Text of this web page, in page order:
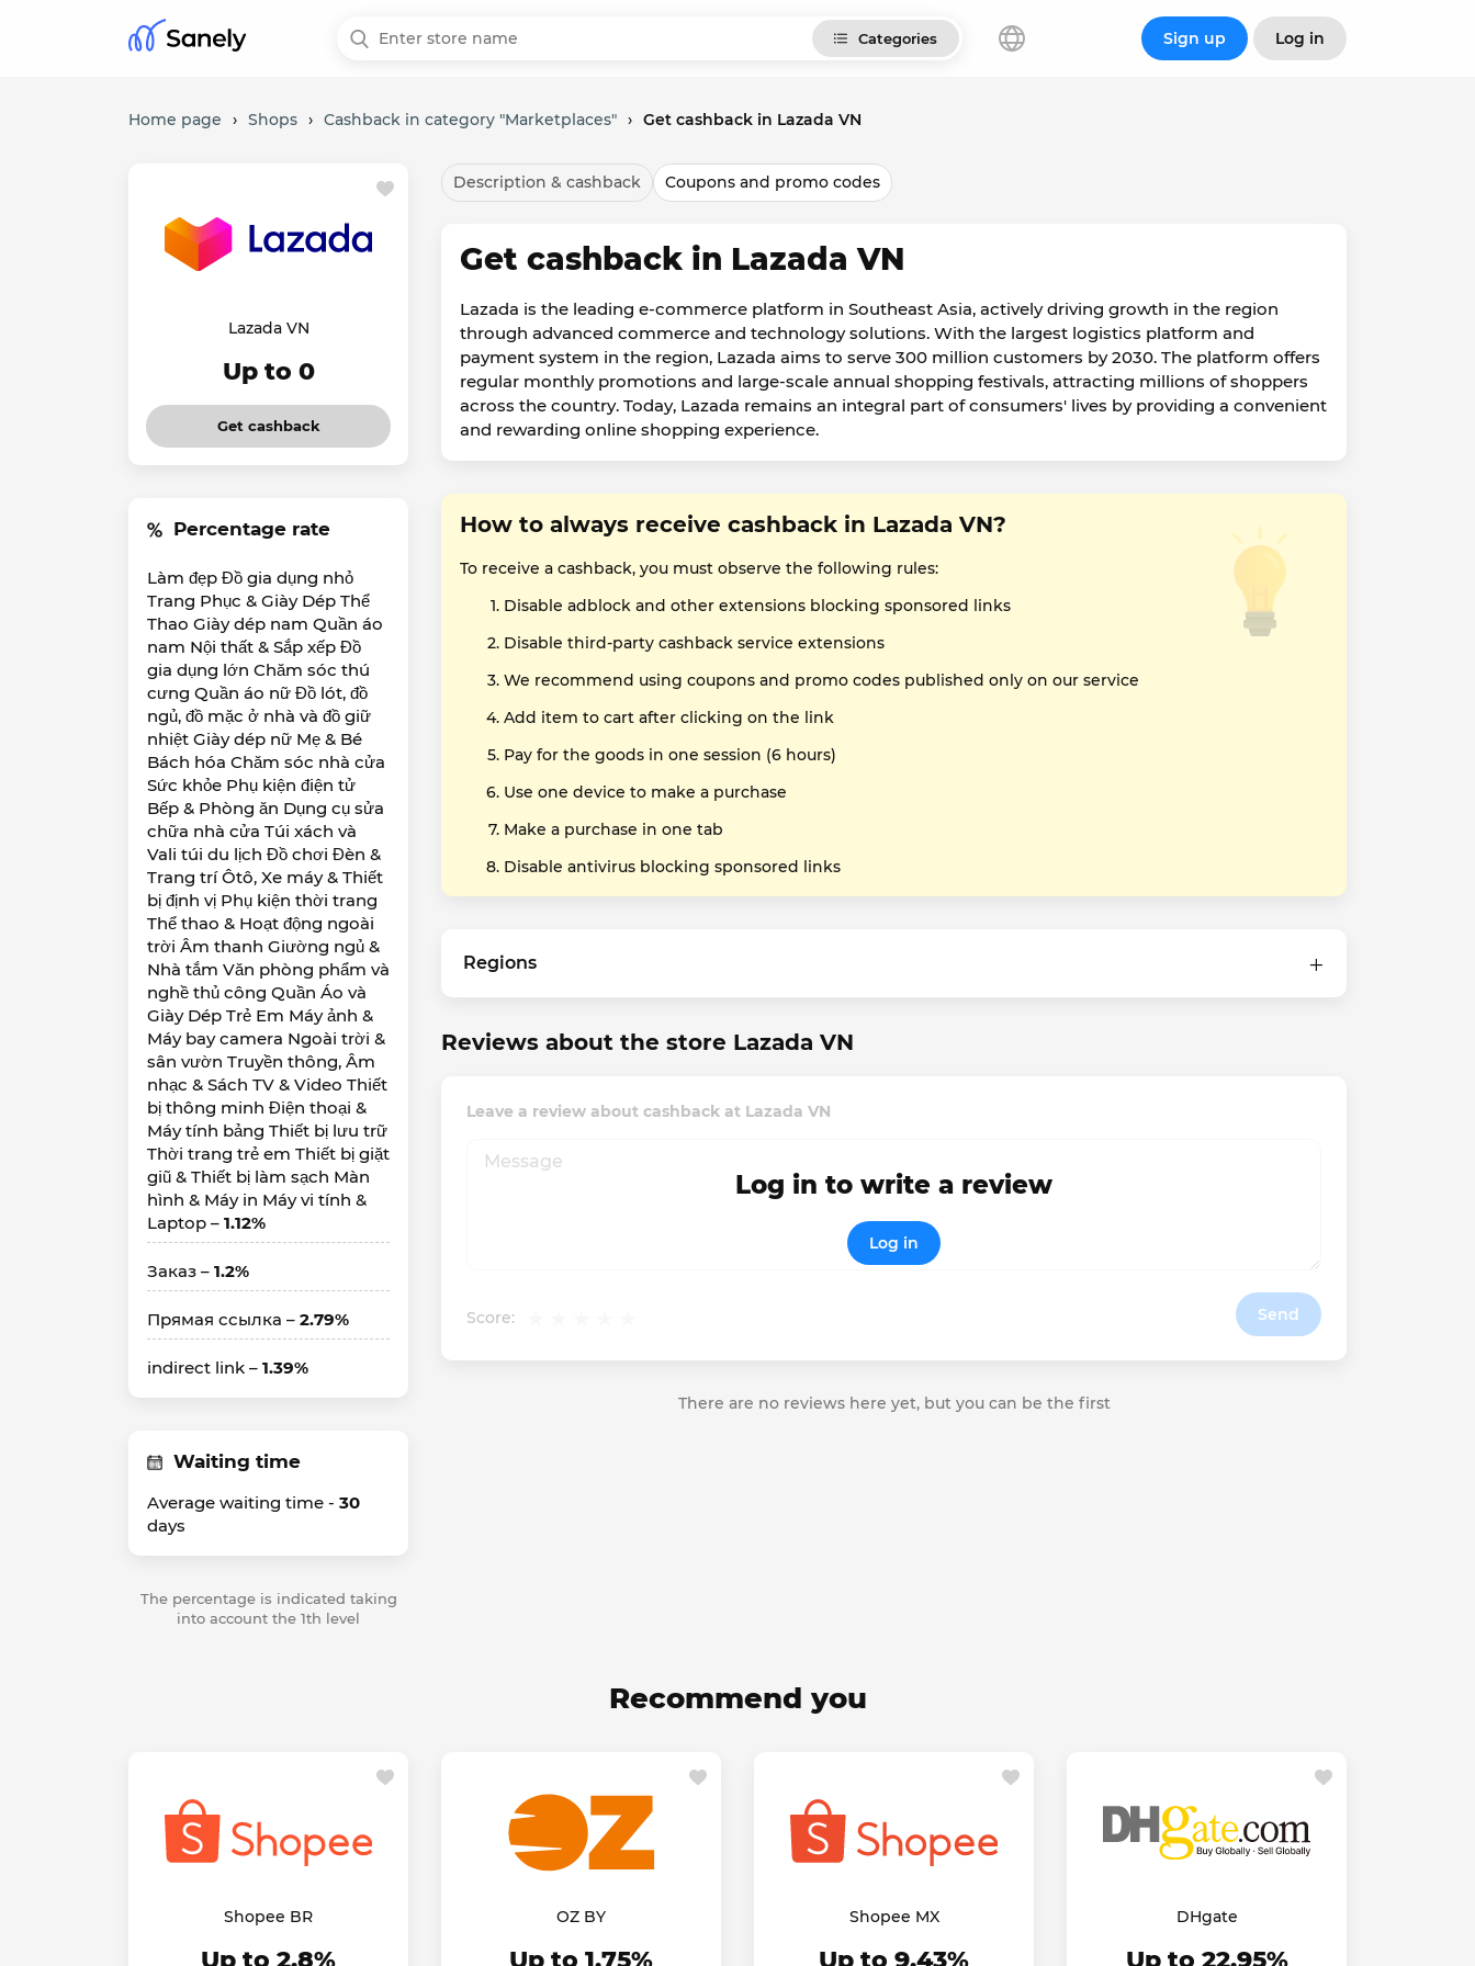
Categories Sign up Log in
Home page › Shops › Cashback in category "Marketplaces" › Get cashback in Lazada VN
Lazada VN
Up to 0
Get cashback
Percentage rate
Làm đẹp Đồ gia dụng nhỏ
Trang Phục & Giày Dép Thể
Thao Giày dép nam Quần áo
nam Nội thất & Sắp xếp Đồ
gia dụng lớn Chăm sóc thú
cưng Quần áo nữ Đồ lót, đồ
ngủ, đồ mặc ở nhà và đồ giữ
nhiệt Giày dép nữ Mẹ & Bé
Bách hóa Chăm sóc nhà cửa
Sức khỏe Phụ kiện điện tử
Bếp & Phòng ăn Dụng cụ sửa
chữa nhà cửa Túi xách và
Vali túi du lịch Đồ chơi Đèn &
Trang trí Ôtô, Xe máy & Thiết
bị định vị Phụ kiện thời trang
Thể thao & Hoạt động ngoài
trời Âm thanh Giường ngủ &
Nhà tắm Văn phòng phẩm và
nghề thủ công Quần Áo và
Giày Dép Trẻ Em Máy ảnh &
Máy bay camera Ngoài trời &
sân vườn Truyền thông, Âm
nhạc & Sách TV & Video Thiết
bị thông minh Điện thoại &
Máy tính bảng Thiết bị lưu trữ
Thời trang trẻ em Thiết bị giặt
giũ & Thiết bị làm sạch Màn
hình & Máy in Máy vi tính &
Laptop – 1.12%
Заказ – 1.2%
Прямая ссылка – 2.79%
indirect link – 1.39%
Waiting time
Average waiting time - 30
days
The percentage is indicated taking
into account the 1th level
Description & cashback Coupons and promo codes
Get cashback in Lazada VN
Lazada is the leading e-commerce platform in Southeast Asia, actively driving growth in the region
through advanced commerce and technology solutions. With the largest logistics platform and
payment system in the region, Lazada aims to serve 300 million customers by 2030. The platform offers
regular monthly promotions and large-scale annual shopping festivals, attracting millions of shoppers
across the country. Today, Lazada remains an integral part of consumers' lives by providing a convenient
and rewarding online shopping experience.
How to always receive cashback in Lazada VN?
To receive a cashback, you must observe the following rules:
Disable adblock and other extensions blocking sponsored links
Disable third-party cashback service extensions
We recommend using coupons and promo codes published only on our service
Add item to cart after clicking on the link
Pay for the goods in one session (6 hours)
Use one device to make a purchase
Make a purchase in one tab
Disable antivirus blocking sponsored links
Regions
Reviews about the store Lazada VN
Leave a review about cashback at Lazada VN
Score: Send
Log in to write a review
Log in
There are no reviews here yet, but you can be the first
Recommend you
Shopee BR
Up to 2.8%
OZ BY
Up to 1.75%
Shopee MX
Up to 9.43%
DHgate
Up to 22.95%